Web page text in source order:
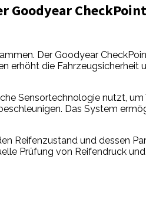
Goodyear
Der Goodyear
die Fahrzeugsicherheit
Sensortechnologie nutzt,
Das System
Reifenzustand und dessen
Prüfung von Reifendruck